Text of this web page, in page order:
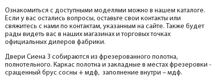
Ознакомиться с доступными моделями можно в нашем каталоге.
Если у вас остались вопросы, оставьте свои контакты или
свяжитесь с нами по контактам, указанным на сайте. Также будет
рады видеть вас в наших магазинах и торговых точках
официальных дилеров фабрики.
Двери Сиена 3 собираются из фрезерованного полотна,
полнотельного. Каркас полотна и закладные в местах фрезеровки -
сращенный брус сосны + мдф, заполнение внутри – мдф.